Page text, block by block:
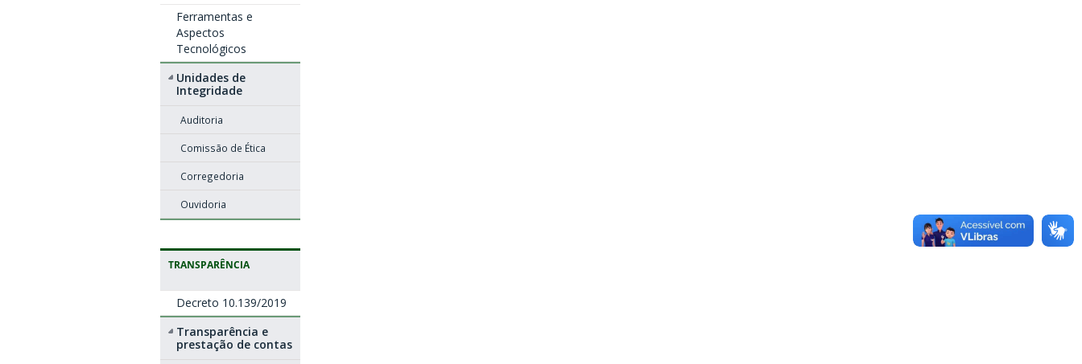
Ferramentas e
Aspectos
Tecnológicos
Unidades de
Integridade
Auditoria
Comissão de Ética
Corregedoria
Ouvidoria
TRANSPARÊNCIA
Decreto 10.139/2019
Transparência e
prestação de contas